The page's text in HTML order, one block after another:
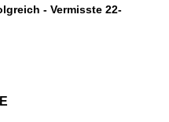
- Vermisste 22-